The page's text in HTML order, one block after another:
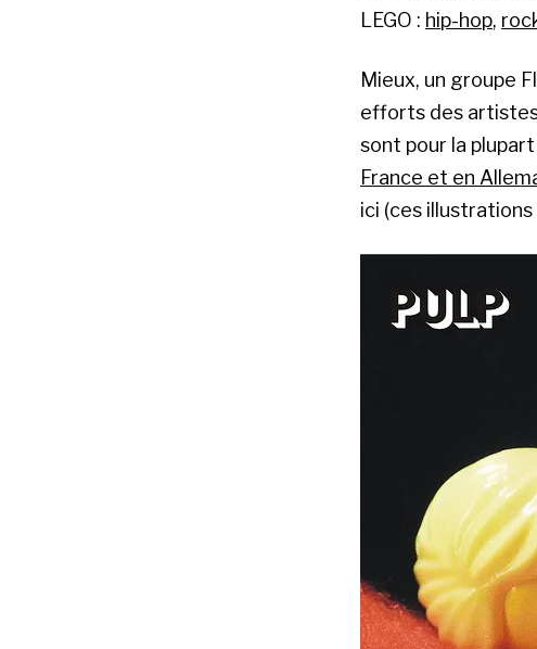
LEGO : hip-hop,
Mieux, un groupe
efforts des
sont pour la
France et en
ici (ces